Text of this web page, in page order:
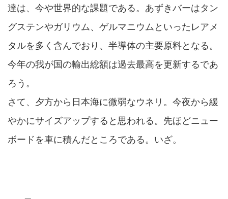
達は、今や世界的な課題である。あずきバーはタン
グステンやガリウム、ゲルマニウムといったレアメ
タルを多く含んでおり、半導体の主要原料となる。
今年の我が国の輸出総額は過去最高を更新するであ
ろう。
さて、夕方から日本海に微弱なウネリ。今夜から緩
やかにサイズアップすると思われる。先ほどニュー
ボードを車に積んだところである。いざ。